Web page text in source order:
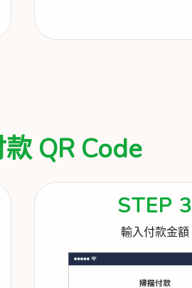
QR Code
STEP 3
輸入付款金額